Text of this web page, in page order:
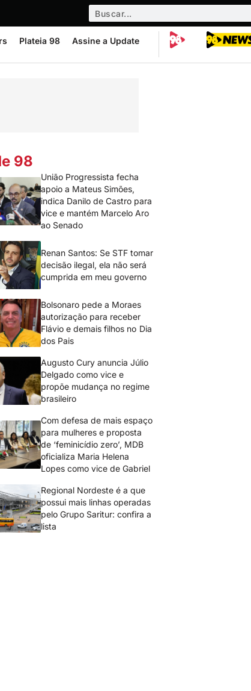
Plateia 98 Assine a Update
98
União Progressista fecha
apoio a Mateus Simões,
indica Danilo de Castro para
vice e mantém Marcelo Aro
ao Senado
Renan Santos: Se STF tomar
decisão ilegal, ela não será
cumprida em meu governo
Bolsonaro pede a Moraes
autorização para receber
Flávio e demais filhos no Dia
dos Pais
Augusto Cury anuncia Júlio
Delgado como vice e
propõe mudança no regime
brasileiro
Com defesa de mais espaço
para mulheres e proposta
de ‘feminicídio zero’, MDB
oficializa Maria Helena
Lopes como vice de Gabriel
Regional Nordeste é a que
possui mais linhas operadas
pelo Grupo Saritur: confira a
lista